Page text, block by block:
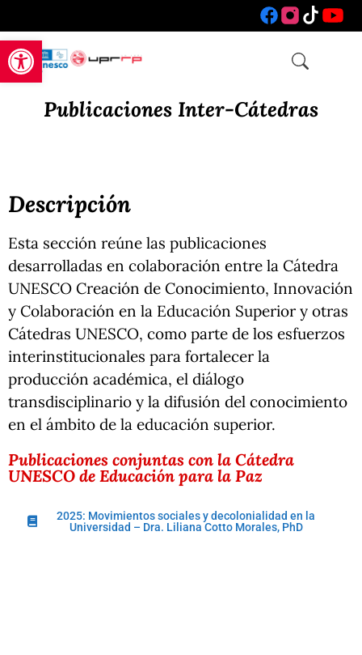
Open toolbar
Publicaciones Inter-Cátedras
Descripción
Esta sección reúne las publicaciones
desarrolladas en colaboración entre la Cátedra
UNESCO Creación de Conocimiento, Innovación
y Colaboración en la Educación Superior y otras
Cátedras UNESCO, como parte de los esfuerzos
interinstitucionales para fortalecer la
producción académica, el diálogo
transdisciplinario y la difusión del conocimiento
en el ámbito de la educación superior.
Publicaciones conjuntas con la Cátedra
UNESCO de Educación para la Paz
2025: Movimientos sociales y decolonialidad en la
Universidad – Dra. Liliana Cotto Morales, PhD